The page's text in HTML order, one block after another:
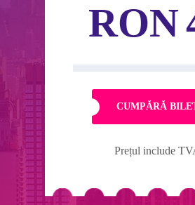
RON
CUMPĂRĂ
Prețul include